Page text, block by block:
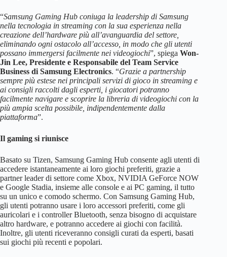
“Samsung Gaming Hub coniuga la leadership di Samsung
nella tecnologia in streaming con la sua esperienza nella
creazione dell’hardware più all’avanguardia del settore,
eliminando ogni ostacolo all’accesso, in modo che gli utenti
possano immergersi facilmente nei videogiochi”, spiega Won-
Jin Lee, Presidente e Responsabile del Team Service
Business di Samsung Electronics. “Grazie a partnership
sempre più estese nei principali servizi di gioco in streaming e
ai consigli raccolti dagli esperti, i giocatori potranno
facilmente navigare e scoprire la libreria di videogiochi con la
più ampia scelta possibile, indipendentemente dalla
piattaforma”.
Il gaming si riunisce
Basato su Tizen, Samsung Gaming Hub consente agli utenti di
accedere istantaneamente ai loro giochi preferiti, grazie a
partner leader di settore come Xbox, NVIDIA GeForce NOW
e Google Stadia, insieme alle console e ai PC gaming, il tutto
su un unico e comodo schermo. Con Samsung Gaming Hub,
gli utenti potranno usare i loro accessori preferiti, come gli
auricolari e i controller Bluetooth, senza bisogno di acquistare
altro hardware, e potranno accedere ai giochi con facilità.
Inoltre, gli utenti riceveranno consigli curati da esperti, basati
sui giochi più recenti e popolari.